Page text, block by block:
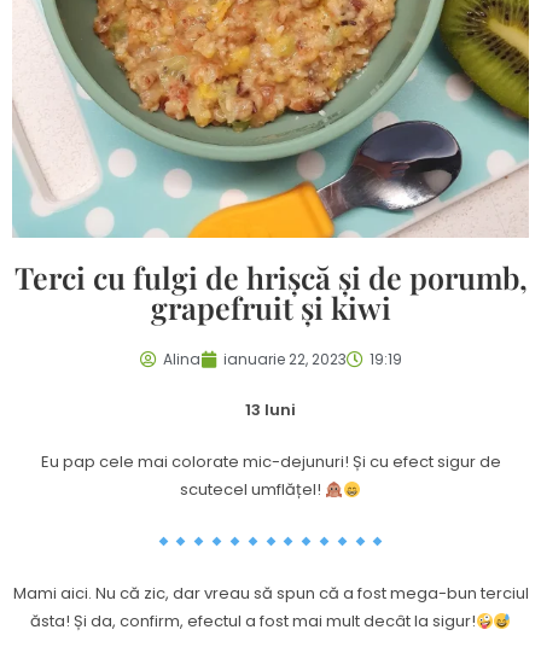
Terci cu fulgi de hrișcă și de porumb,
grapefruit și kiwi
Alina ianuarie 22, 2023 19:19
13 luni
Eu pap cele mai colorate mic-dejunuri! Și cu efect sigur de
scutecel umflățel!
Mami aici. Nu că zic, dar vreau să spun că a fost mega-bun terciul
ăsta! Și da, confirm, efectul a fost mai mult decât la sigur!